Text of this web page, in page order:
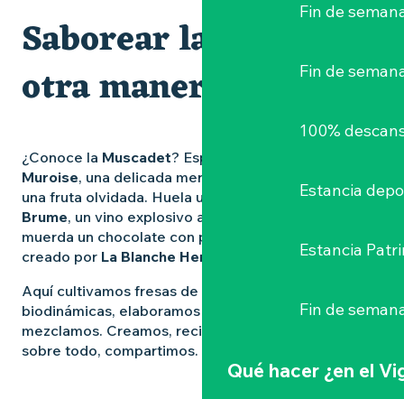
Fin de
Fin de
100%
Estancia
Estancia
Fin de
Qué hacer ¿en el
Brasserie de la Divatte
Distillerie Divine
Les Papas Brasseurs
Visite du domaine et cours d'oeonologie au Château du
Produits Sarmance
Les Gourmandises de Marguerite
Saborear la región de
otra manera
¿Conoce la Muscadet? Espere a cruzarse con
Muroise, una delicada mermelada elaborada con
una fruta olvidada. Huela un
vino de cáñamo de
Brume, un vino explosivo a base de plantas. O
muerda un chocolate con paisajes de viñedos,
creado por La Blanche Hermine
Aquí cultivamos fresas de temporada, manzanas
biodinámicas, elaboramos cerveza, destilamos y
mezclamos. Creamos, reciclamos, transformamos. Y,
sobre todo, compartimos.